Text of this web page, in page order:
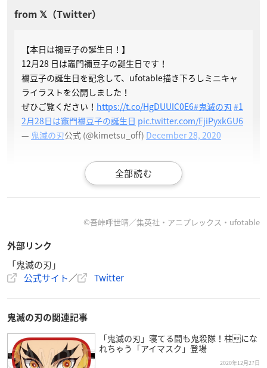
【本日は禰󠄀豆子の誕生日！】
12月28 日は竈門禰󠄀豆子の誕生日です！
禰󠄀豆子の誕生日を記念して、ufotable描き下ろしミニキャ
ライラストを公開しました！
ぜひご覧ください！ https://t.co/HgDUUIC0E6#鬼滅の刃 #1
2月28日は竈門禰󠄀豆子の誕生日 pic.twitter.com/FjiPyxkGU6
— 鬼滅の刃公式 (@kimetsu_off) December 28, 2020
【スペシャルすごろく 配布】
皆さまに感謝の気持ちを込めて、「柱合会議・蝶屋敷編」
」スペシャルすごろく』をご用意しました！
▼ダウンロードはこちら
er.com/FmQgo49Ftf
— 鬼滅の刃公式 (@kimetsu_off)
©吾峠呼世晴／集英社・アニプレックス・ufotable
外部リンク
「鬼滅の刃」
公式サイト／ Twitter
鬼滅の刃の関連記事
「鬼滅の刃」寝てる間も鬼殺隊！柱にな
れちゃう「アイマスク」登場
2020年12月27日